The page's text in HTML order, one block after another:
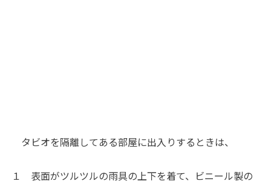
タビオを隔離してある部屋に出入りするときは、
１ 表面がツルツルの雨具の上下を着て、ビニール製の